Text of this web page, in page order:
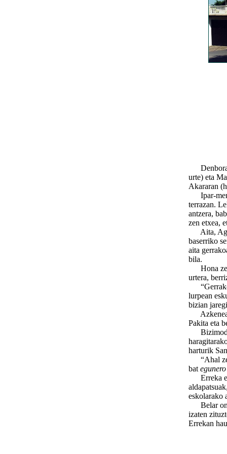
Denbora
urte) eta
Akararan
Ipar-
terrazan.
antzera,
zen etxea,
Aita,
baserriko
aita
bila.
Hona
urtera,
lurpean
bizian
Pakita eta
harturik
“Ahal
bat egunero
Erreka
eskolarako
Belar
izaten
Errekan